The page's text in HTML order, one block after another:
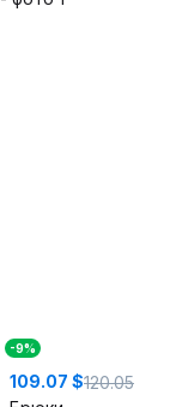
-9%
109.07 $120.05